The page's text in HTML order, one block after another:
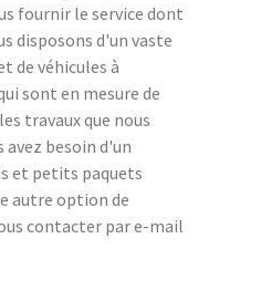
fournir le service dont
disposons d'un vaste
de véhicules à
sont en mesure de
travaux que nous
avez besoin d'un
et petits paquets
autre option de
contacter par e-mail